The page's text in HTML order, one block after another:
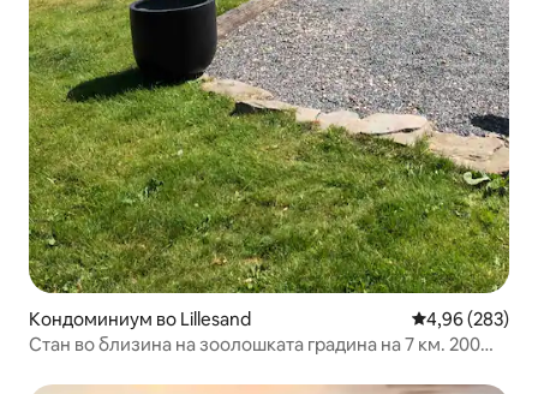
Кондоминиум во Lillesand Просечна
4,96 (283)
Стан во близина на зоолошката градина на 7 км. 200